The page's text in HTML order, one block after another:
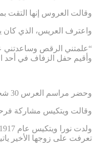
وقالت العروس إنها التقت
واعترف العريس، الذي كان
“علمتني الرقص وساعدتني
وأقيم حفل الزفاف في أحد
وحضر مراسم العرس 30 شخصا من أصدقاء الزوجين وأقاربهما. ورافقت العريس (74 عاما) عروسه وهي على كرسي متحرك إلى المذبح، على أنغام أغنية “dancing queen” لفرقة “ABBA”.
وقالت ويتكيس مشاركة
تعرفت على زوجها الأخير